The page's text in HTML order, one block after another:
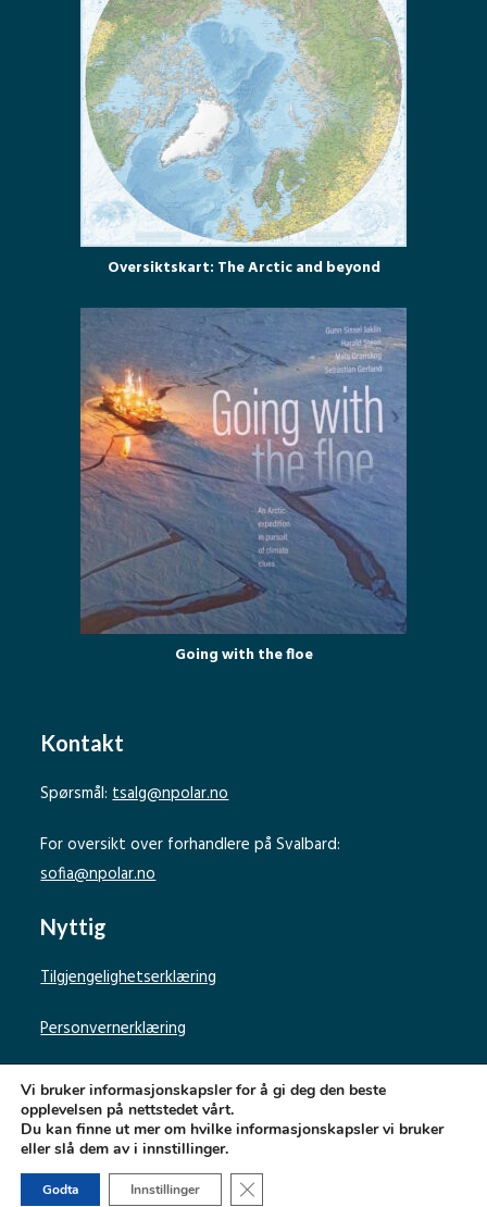
Oversiktskart: The Arctic and beyond
Going with the floe
Kontakt
Spørsmål:tsalg@npolar.no
For oversikt over forhandlere på Svalbard:
sofia@npolar.no
Nyttig
Tilgjengelighetserklæring
Personvernerklæring
Norsk Polarinstitutt
Vi bruker informasjonskapsler for å gi deg den beste
opplevelsen på nettstedet vårt.
Du kan finne ut mer om hvilke informasjonskapsler vi bruker
eller slå dem av i innstillinger.
Godta Innstillinger Lukk GDPR Infokapsel-banner